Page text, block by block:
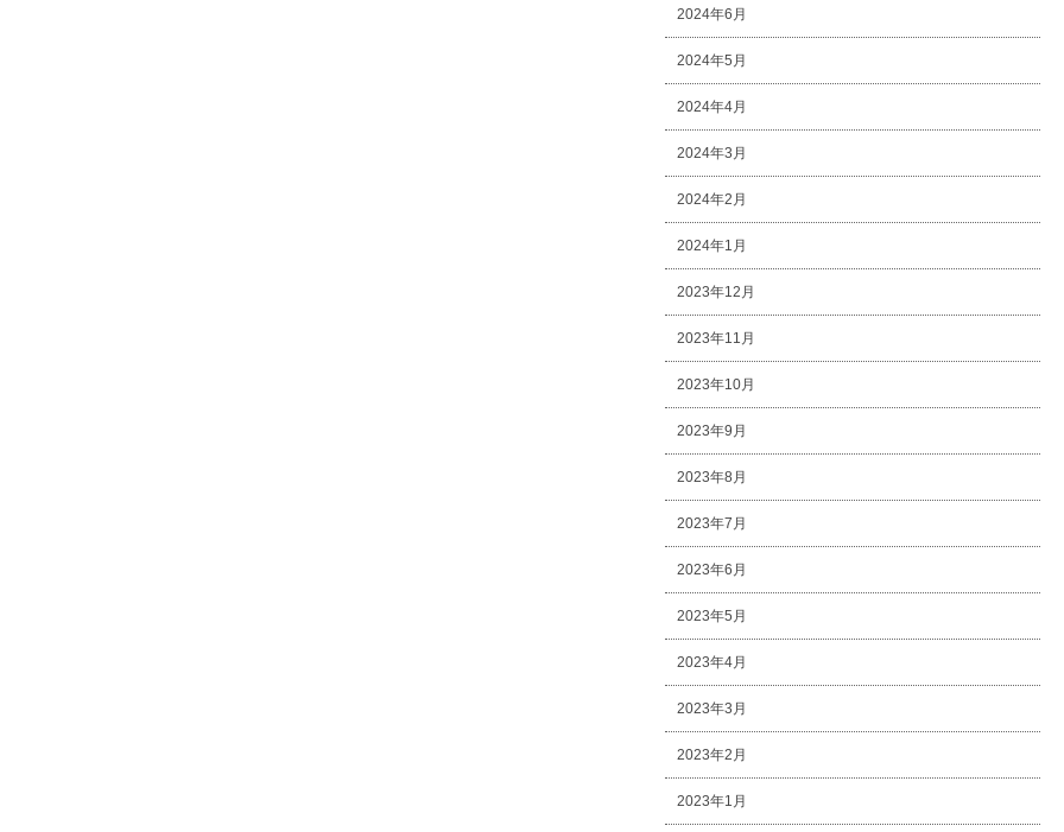
2024年6月
2024年5月
2024年4月
2024年3月
2024年2月
2024年1月
2023年12月
2023年11月
2023年10月
2023年9月
2023年8月
2023年7月
2023年6月
2023年5月
2023年4月
2023年3月
2023年2月
2023年1月